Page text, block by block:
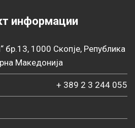
информации
бр.13, 1000 Скопје, Република
Македонија
+ 389 2 3 244 055